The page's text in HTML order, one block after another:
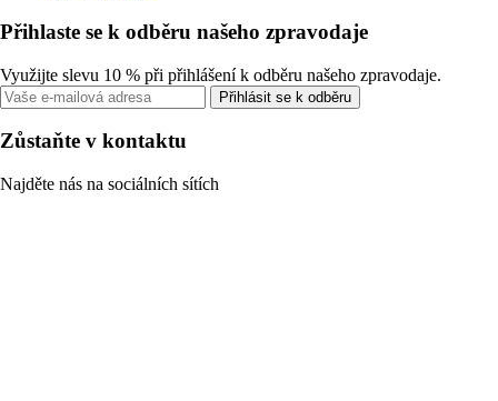
Přihlaste se k odběru našeho zpravodaje
Využijte slevu 10 % při přihlášení k odběru našeho zpravodaje.
Přihlásit se k odběru
Zůstaňte v kontaktu
Najděte nás na sociálních sítích